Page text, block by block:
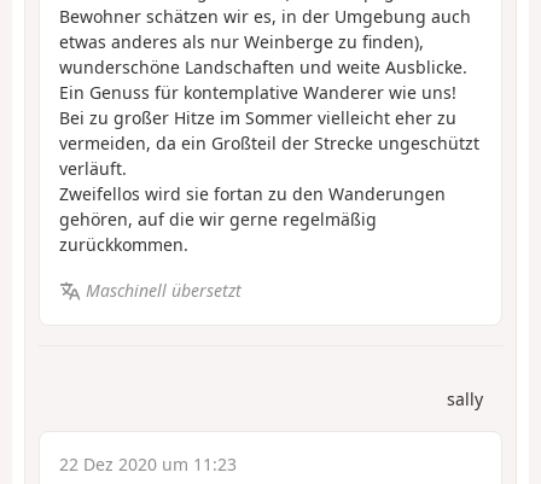
Bewohner schätzen wir es, in der Umgebung auch
etwas anderes als nur Weinberge zu finden),
wunderschöne Landschaften und weite Ausblicke.
Ein Genuss für kontemplative Wanderer wie uns!
Bei zu großer Hitze im Sommer vielleicht eher zu
vermeiden, da ein Großteil der Strecke ungeschützt
verläuft.
Zweifellos wird sie fortan zu den Wanderungen
gehören, auf die wir gerne regelmäßig
zurückkommen.
Maschinell übersetzt
sally
22 Dez 2020 um 11:23